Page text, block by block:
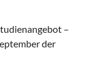
–
der